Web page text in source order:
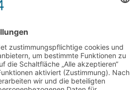
und darin
bleiben
Ihr Haus oder Ihre
und bleiben Sie